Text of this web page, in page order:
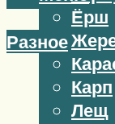
Ёрш
Карп
Лещ
Разное